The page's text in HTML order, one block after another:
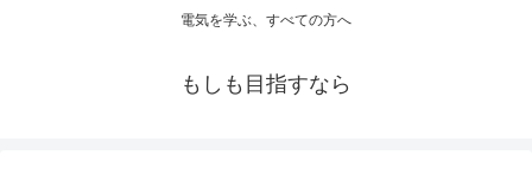
電気を学ぶ、すべての方へ
もしも目指すなら